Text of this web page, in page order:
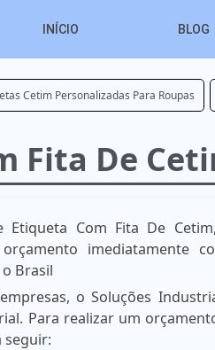
INÍCIO BLOG
Cetim Personalizadas Para Roupas
Fita De
Etiqueta Com Fita De
imediatamente
Brasil
o Soluções
Para realizar um
seguir: